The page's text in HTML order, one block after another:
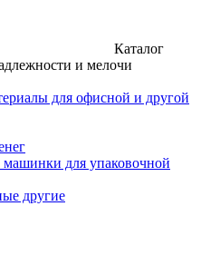
Каталог
и мелочи
для офисной и другой
для упаковочной
другие